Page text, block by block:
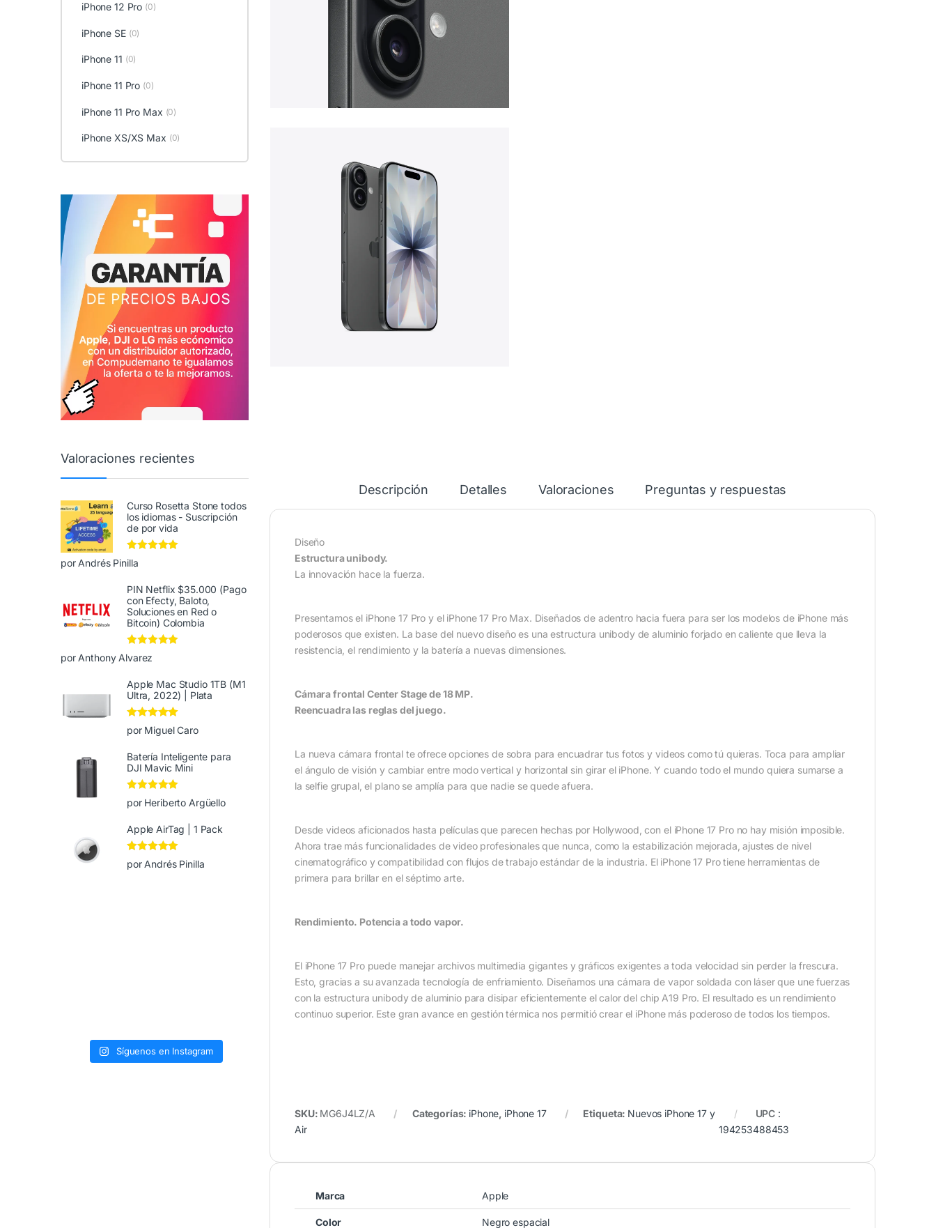
Descripción Detalles Valoraciones Preguntas y respuestas
Diseño
Estructura unibody.
La innovación hace la fuerza.
Presentamos el iPhone 17 Pro y el iPhone 17 Pro Max. Diseñados de adentro hacia fuera para ser los modelos de iPhone más
poderosos que existen. La base del nuevo diseño es una estructura unibody de aluminio forjado en caliente que lleva la
resistencia, el rendimiento y la batería a nuevas dimensiones.
Cámara frontal Center Stage de 18 MP.
Reencuadra las reglas del juego.
La nueva cámara frontal te ofrece opciones de sobra para encuadrar tus fotos y videos como tú quieras. Toca para ampliar
el ángulo de visión y cambiar entre modo vertical y horizontal sin girar el iPhone. Y cuando todo el mundo quiera sumarse a
la selfie grupal, el plano se amplía para que nadie se quede afuera.
Desde videos aficionados hasta películas que parecen hechas por Hollywood, con el iPhone 17 Pro no hay misión imposible.
Ahora trae más funcionalidades de video profesionales que nunca, como la estabilización mejorada, ajustes de nivel
cinematográfico y compatibilidad con flujos de trabajo estándar de la industria. El iPhone 17 Pro tiene herramientas de
primera para brillar en el séptimo arte.
Rendimiento. Potencia a todo vapor.
El iPhone 17 Pro puede manejar archivos multimedia gigantes y gráficos exigentes a toda velocidad sin perder la frescura.
Esto, gracias a su avanzada tecnología de enfriamiento. Diseñamos una cámara de vapor soldada con láser que une fuerzas
con la estructura unibody de aluminio para disipar eficientemente el calor del chip A19 Pro. El resultado es un rendimiento
continuo superior. Este gran avance en gestión térmica nos permitió crear el iPhone más poderoso de todos los tiempos.
SKU: MG6J4LZ/A Categorías: iPhone, iPhone 17 Etiqueta: Nuevos iPhone 17 y
Air
UPC :
194253488453
Marca Apple
Color Negro espacial
iPhone 12 Pro (0)
iPhone SE (0)
iPhone 11 (0)
iPhone 11 Pro (0)
iPhone 11 Pro Max (0)
iPhone XS/XS Max (0)
Valoraciones recientes
Curso Rosetta Stone todos
los idiomas - Suscripción
de por vida
Valorado en
de 5
por Andrés Pinilla
PIN Netflix $35.000 (Pago
con Efecty, Baloto,
Soluciones en Red o
Bitcoin) Colombia
Valorado en
de 5
por Anthony Alvarez
Apple Mac Studio 1TB (M1
Ultra, 2022) | Plata
Valorado en 5
de 5
por Miguel Caro
Batería Inteligente para
DJI Mavic Mini
Valorado en5
de 5
por Heriberto Argüello
Apple AirTag | 1 Pack
Valorado en
5
de 5
por Andrés Pinilla
Síguenos en Instagram